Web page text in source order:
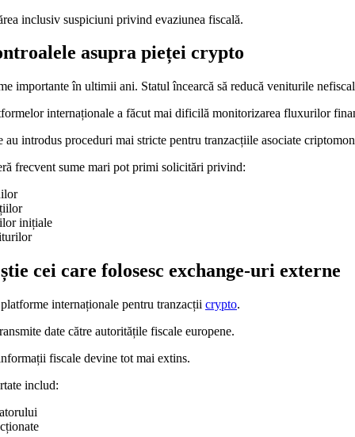
inclusiv suspiciuni privind evaziunea fiscală.
asupra pieței crypto
importante în ultimii ani. Statul încearcă să reducă veniturile
internaționale a făcut mai dificilă monitorizarea fluxurilor
au introdus proceduri mai stricte pentru tranzacțiile asociate
frecvent sume mari pot primi solicitări privind:
inițiale
cei care folosesc exchange-uri externe
internaționale pentru tranzacții crypto.
date către autoritățile fiscale europene.
fiscale devine tot mai extins.
includ: